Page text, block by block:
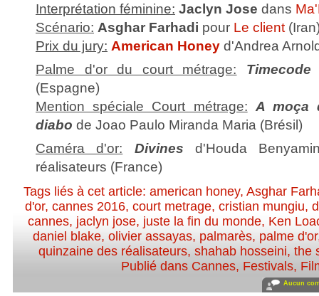
Interprétation féminine: Jaclyn Jose dans
Scénario: Asghar Farhadi pour Le client
Prix du jury: American Honey d'Andrea
Palme d'or du court métrage:
Timecode
(Espagne)
Mention spéciale Court métrage: A moça
diabo de Joao Paulo Miranda Maria (Brésil)
Caméra d'or:
Divines d'Houda
réalisateurs (France)
Tags liés à cet article:american honey,Asghar
d'or, cannes 2016, court metrage, cristian mungiu,
cannes, jaclyn jose, juste la fin du monde, Ken
daniel blake, olivier assayas, palmarès, palme d'or
quinzaine des réalisateurs, shahab hosseini, the
Publié dans Cannes, Festivals,
Aucun